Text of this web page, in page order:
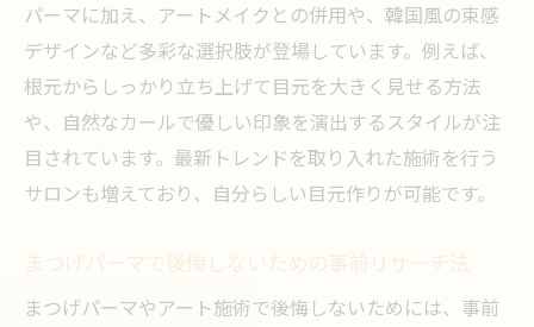
パーマに加え、アートメイクとの併用や、韓国風の束感
デザインなど多彩な選択肢が登場しています。例えば、
根元からしっかり立ち上げて目元を大きく見せる方法
や、自然なカールで優しい印象を演出するスタイルが注
目されています。最新トレンドを取り入れた施術を行う
サロンも増えており、自分らしい目元作りが可能です。
まつげパーマで後悔しないための事前リサーチ法
まつげパーマやアート施術で後悔しないためには、事前